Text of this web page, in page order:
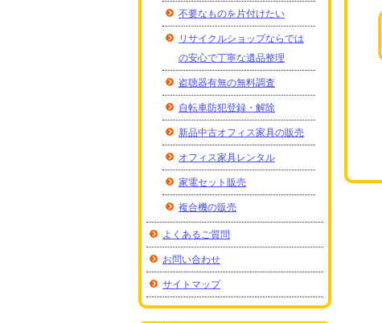
不要なものを片付けたい
リサイクルショップならでは
の安心で丁寧な遺品整理
盗聴器有無の無料調査
自転車防犯登録・解除
新品中古オフィス家具の販売
オフィス家具レンタル
家電セット販売
複合機の販売
よくあるご質問
お問い合わせ
サイトマップ